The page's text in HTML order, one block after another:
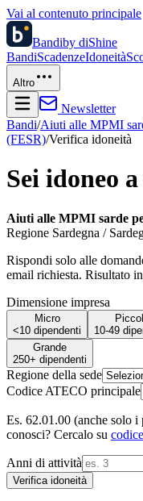
Vai al contenuto principale
Bandiby diShine
BandiScadenzeIdoneità
Altro
Newsletter
Bandi/Aiuti alle MPMI
(FESR)/Verifica idoneità
Sei idoneo
Aiuti alle MPMI sarde
Regione Sardegna /
Rispondi solo alle
email richiesta. Risultato
Dimensione impresa
Micro
<10 dipendenti
10-49
Grande
250+ dipendenti
Regione della sede
Codice ATECO principale
Es. 62.01.00 (anche solo
conosci? Cercalo su
Anni di attività
Verifica idoneità